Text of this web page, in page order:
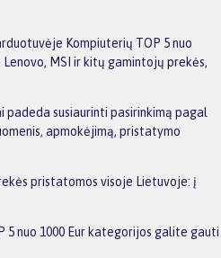
Kompiuterių TOP 5 nuo
MSI ir kitų gamintojų prekės,
padeda susiaurinti pasirinkimą pagal
apmokėjimą, pristatymo
pristatomos visoje Lietuvoje: į
5 nuo 1000 Eur kategorijos galite gauti